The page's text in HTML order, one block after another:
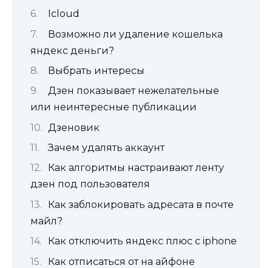
Icloud
Возможно ли удаление кошелька
яндекс деньги?
Выбрать интересы
Дзен показывает нежелательные
или неинтересные публикации
Дзеновик
Зачем удалять аккаунт
Как алгоритмы настраивают ленту
дзен под пользователя
Как заблокировать адресата в почте
майл?
Как отключить яндекс плюс с iphone
Как отписаться от на айфоне